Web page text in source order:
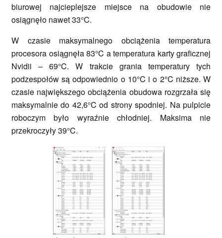
biurowej najcieplejsze miejsce na obudowie nie
osiągnęło nawet 33°C.
W czasie maksymalnego obciążenia temperatura
procesora osiągnęła 83°C a temperatura karty graficznej
Nvidii – 69°C. W trakcie grania temperatury tych
podzespołów są odpowiednio o 10°C i o 2°C niższe. W
czasie największego obciążenia obudowa rozgrzała się
maksymalnie do 42,6°C od strony spodniej. Na pulpicie
roboczym było wyraźnie chłodniej. Maksima nie
przekroczyły 39°C.